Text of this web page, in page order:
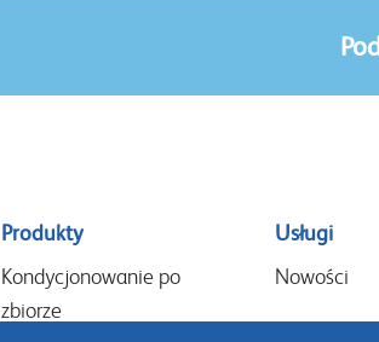
Sitemap
menu
Produkty
Kondycjonowanie po
zbiorze
Usługi
Nowości